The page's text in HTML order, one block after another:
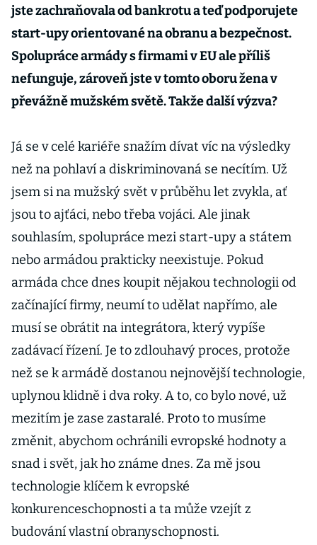
jste zachraňovala od bankrotu a teď podporujete
start-upy orientované na obranu a bezpečnost.
Spolupráce armády s firmami v EU ale příliš
nefunguje, zároveň jste v tomto oboru žena v
převážně mužském světě. Takže další výzva?
Já se v celé kariéře snažím dívat víc na výsledky
než na pohlaví a diskriminovaná se necítím. Už
jsem si na mužský svět v průběhu let zvykla, ať
jsou to ajťáci, nebo třeba vojáci. Ale jinak
souhlasím, spolupráce mezi start-upy a státem
nebo armádou prakticky neexistuje. Pokud
armáda chce dnes koupit nějakou technologii od
začínající firmy, neumí to udělat napřímo, ale
musí se obrátit na integrátora, který vypíše
zadávací řízení. Je to zdlouhavý proces, protože
než se k armádě dostanou nejnovější technologie,
uplynou klidně i dva roky. A to, co bylo nové, už
mezitím je zase zastaralé. Proto to musíme
změnit, abychom ochránili evropské hodnoty a
snad i svět, jak ho známe dnes. Za mě jsou
technologie klíčem k evropské
konkurenceschopnosti a ta může vzejít z
budování vlastní obranyschopnosti.